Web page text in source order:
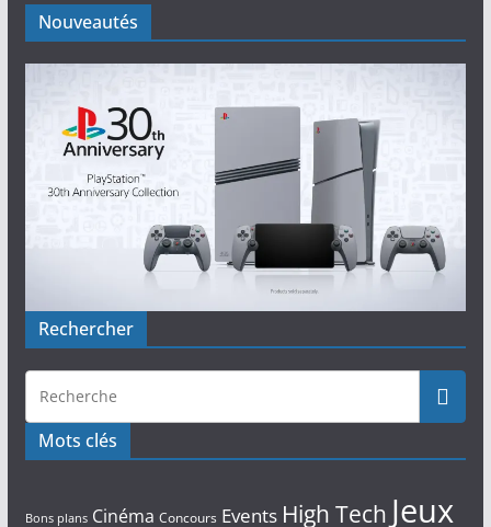
Nouveautés
Rechercher
Mots clés
Bons plans Cinéma Concours Events High Tech Jeux